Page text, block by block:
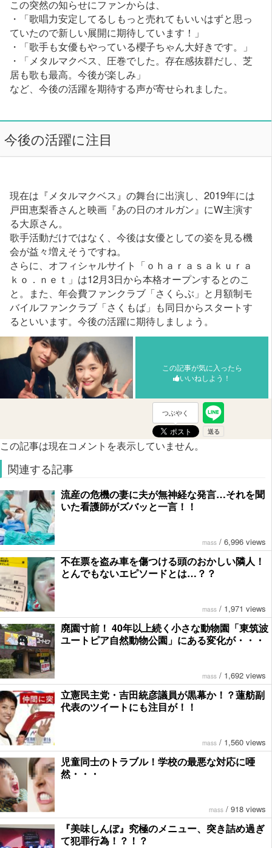
この突然の知らせにファンからは、
・「歌唱力安定してるしもっと売れてもいいはずと思っ
ていたので新しい展開に期待しています！」
・「歌手も女優もやっている櫻子ちゃん大好きです。」
・「メタルマクベス、圧巻でした。存在感抜群だし、芝
居も歌も最高。今後が楽しみ」
など、今後の活躍を期待する声が寄せられました。
今後の活躍に注目
現在は『メタルマクベス』の舞台に出演し、2019年には
戸田恵梨香さんと映画『あの日のオルガン』にW主演す
る大原さん。
歌手活動だけではなく、今後は女優としての姿を見る機
会が益々増えそうですね。
さらに、オフィシャルサイト「ｏｈａｒａｓａｋｕｒａ
ｋｏ．ｎｅｔ」は12月3日から本格オープンするとのこ
と。また、年会費ファンクラブ「さくらぶ」と月額制モ
バイルファンクラブ「さくもば」も同日からスタートす
るといいます。今後の活躍に期待しましょう。
この記事が気に入ったら
いいねしよう！
つぶやく
この記事は現在コメントを表示していません。
関連する記事
流産の危機の妻に夫が無神経な発言…それを聞
いた看護師がズバッと一言！！
mass / 6,996 views
不在票を盗み車を傷つける頭のおかしい隣人！
とんでもないエピソードとは…？？
mass / 1,971 views
廃園寸前！ 40年以上続く小さな動物園「東筑波
ユートピア自然動物公園」にある変化が・・・
mass / 1,692 views
立憲民主党・吉田統彦議員が黒幕か！？蓮舫副
代表のツイートにも注目が！！
mass / 1,560 views
児童同士のトラブル！学校の最悪な対応に唖
然・・・
mass / 918 views
『美味しんぼ』究極のメニュー、突き詰め過ぎ
て犯罪行為！？！？